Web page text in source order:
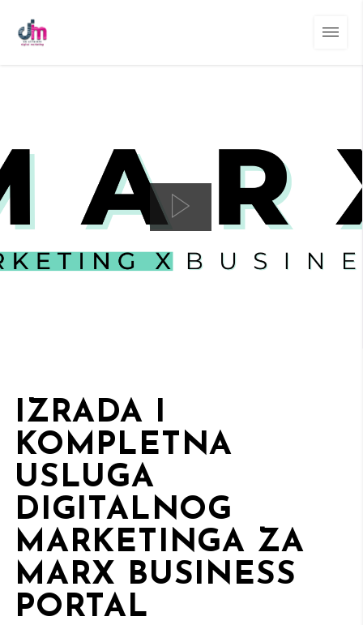
IZRADA I
KOMPLETNA
USLUGA
DIGITALNOG
MARKETINGA ZA
MARX BUSINESS
PORTAL